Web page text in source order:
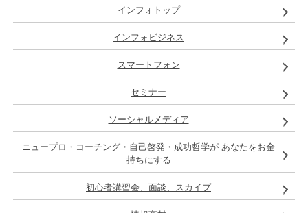
インフォトップ
インフォビジネス
スマートフォン
セミナー
ソーシャルメディア
ニュープロ・コーチング・自己啓発・成功哲学が あなたをお金
持ちにする
初心者講習会、面談、スカイプ